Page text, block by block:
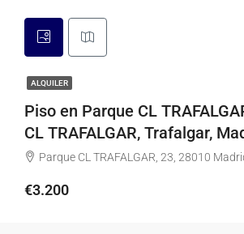
ALQUILER
Piso en Parque CL
CL TRAFALGAR, Trafalgar,
Parque CL TRAFALGAR, 23, 28010
€3.200